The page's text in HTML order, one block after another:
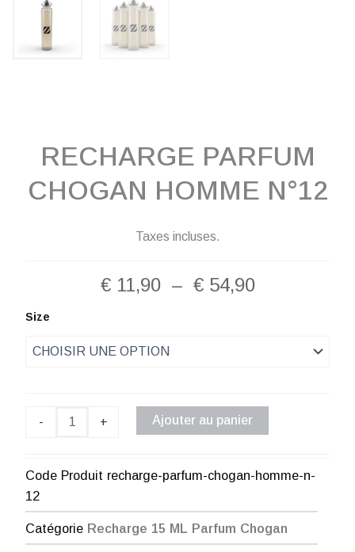
RECHARGE PARFUM
CHOGAN HOMME N°12
Taxes incluses.
€11,90 – €54,90Plage
à
€ 54,90
Size
-
quantité
Parfum
+ Ajouter au panier
Code Produit recharge-parfum-chogan-homme-n-
12
Catégorie Recharge 15 ML Parfum Chogan